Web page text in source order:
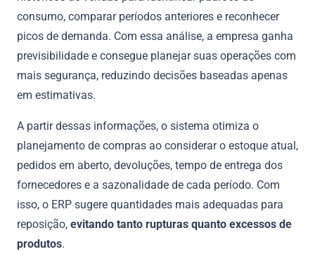
consumo, comparar períodos anteriores e reconhecer
picos de demanda. Com essa análise, a empresa ganha
previsibilidade e consegue planejar suas operações com
mais segurança, reduzindo decisões baseadas apenas
em estimativas.
A partir dessas informações, o sistema otimiza o
planejamento de compras ao considerar o estoque atual,
pedidos em aberto, devoluções, tempo de entrega dos
fornecedores e a sazonalidade de cada período. Com
isso, o ERP sugere quantidades mais adequadas para
reposição, evitando tanto rupturas quanto excessos de
produtos.